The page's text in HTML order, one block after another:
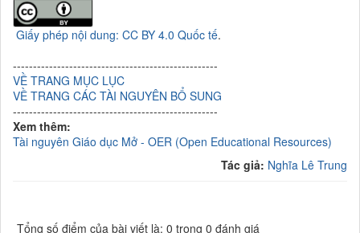
Giấy phép nội dung: CC BY 4.0 Quốc tế.
---------------------------------------------------
VỀ TRANG MỤC LỤC
VỀ TRANG CÁC TÀI NGUYÊN BỔ SUNG
---------------------------------------------------
Xem thêm:
Tài nguyên Giáo dục Mở - OER (Open Educational Resources)
Tác giả: Nghĩa Lê Trung
Tổng số điểm của bài viết là: 0 trong 0 đánh giá